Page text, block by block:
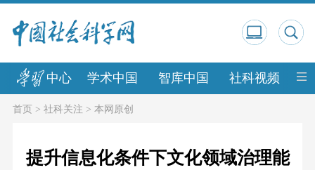
中心 学术中国 智库中国 社科视频 中
首页> 社科关注 > 本网原创
提升信息化条件下文化领域治理能